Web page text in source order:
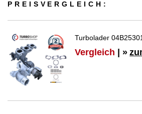
PREIS­VER­GLEICH:
Turbolader
Vergleich | »